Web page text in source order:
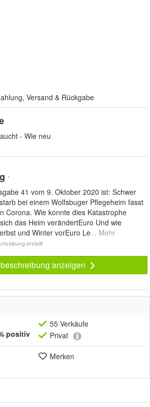
Versand & Rückgabe
- Wie neu
*
41 vom 9. Oktober 2020 ist: Schwer
bei einem Wolfsbuger Pflegeheim fasst
Corona. Wie konnte dies Katastrophe
das Heim verändertEuro Und wie
und Winter vorEuro Le... Mehr
erstellt
anzeigen
positiv
55 Verkäufe
Privat
Merken